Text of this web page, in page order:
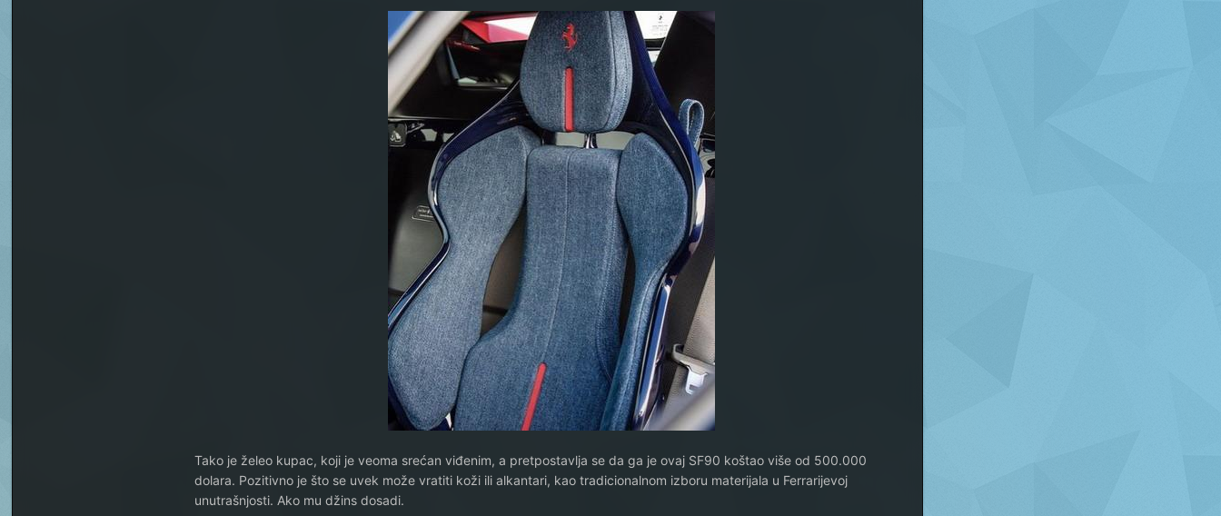
Tako je želeo kupac, koji je veoma srećan viđenim, a pretpostavlja se da ga je ovaj SF90 koštao više od 500.000
dolara. Pozitivno je što se uvek može vratiti koži ili alkantari, kao tradicionalnom izboru materijala u Ferrarijevoj
unutrašnjosti. Ako mu džins dosadi.